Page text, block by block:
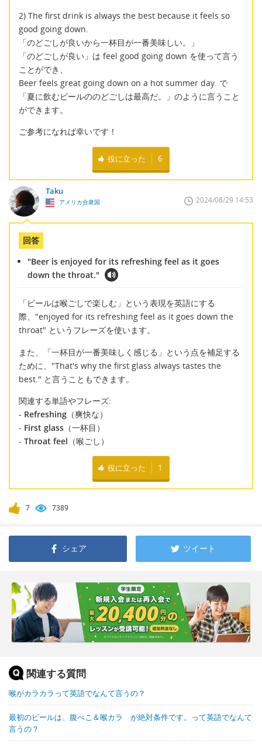
2) The first drink is always the best because it feels so
good going down.
「のどごしが良いから一杯目が一番美味しい。」
「のどごしが良い」は feel good going down を使って言う
ことができ、
Beer feels great going down on a hot summer day. で
「夏に飲むビールののどごしは最高だ。」のように言うこと
ができます。
ご参考になれば幸いです！
役に立った 6
Taku
アメリカ合衆国 2024/08/29 14:53
回答
"Beer is enjoyed for its refreshing feel as it goes
down the throat."
「ビールは喉ごしで楽しむ」という表現を英語にする
際、"enjoyed for its refreshing feel as it goes down the
throat" というフレーズを使います。
また、「一杯目が一番美味しく感じる」という点を補足する
ために、"That's why the first glass always tastes the
best." と言うこともできます。
関連する単語やフレーズ:
- Refreshing （爽快な）
- First glass （一杯目）
- Throat feel （喉ごし）
役に立った 1
7 7389
シェア ツイート
関連する質問
喉がカラカラって英語でなんて言うの？
最初のビールは、腹ぺこ＆喉カラ が絶対条件です。って英語でなんて
言うの？